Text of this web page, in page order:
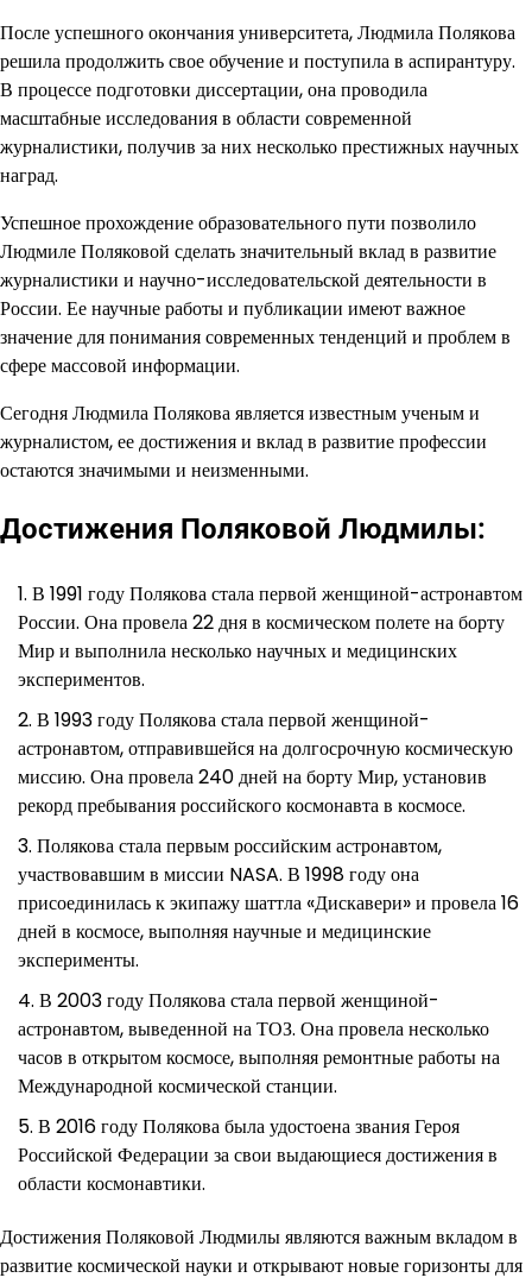
После успешного окончания университета, Людмила Полякова
решила продолжить свое обучение и поступила в аспирантуру.
В процессе подготовки диссертации, она проводила
масштабные исследования в области современной
журналистики, получив за них несколько престижных научных
наград.
Успешное прохождение образовательного пути позволило
Людмиле Поляковой сделать значительный вклад в развитие
журналистики и научно-исследовательской деятельности в
России. Ее научные работы и публикации имеют важное
значение для понимания современных тенденций и проблем в
сфере массовой информации.
Сегодня Людмила Полякова является известным ученым и
журналистом, ее достижения и вклад в развитие профессии
остаются значимыми и неизменными.
Достижения Поляковой Людмилы:
В 1991 году Полякова стала первой женщиной-астронавтом
России. Она провела 22 дня в космическом полете на борту
Мир и выполнила несколько научных и медицинских
экспериментов.
В 1993 году Полякова стала первой женщиной-
астронавтом, отправившейся на долгосрочную космическую
миссию. Она провела 240 дней на борту Мир, установив
рекорд пребывания российского космонавта в космосе.
Полякова стала первым российским астронавтом,
участвовавшим в миссии NASA. В 1998 году она
присоединилась к экипажу шаттла «Дискавери» и провела 16
дней в космосе, выполняя научные и медицинские
эксперименты.
В 2003 году Полякова стала первой женщиной-
астронавтом, выведенной на ТОЗ. Она провела несколько
часов в открытом космосе, выполняя ремонтные работы на
Международной космической станции.
В 2016 году Полякова была удостоена звания Героя
Российской Федерации за свои выдающиеся достижения в
области космонавтики.
Достижения Поляковой Людмилы являются важным вкладом в
развитие космической науки и открывают новые горизонты для